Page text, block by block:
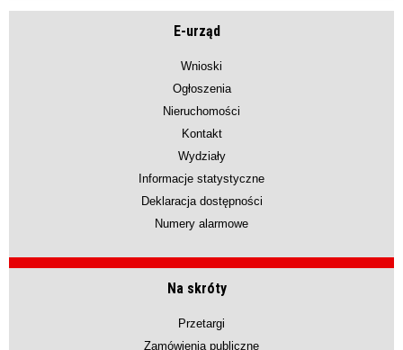
E-urząd
Wnioski
Ogłoszenia
Nieruchomości
Kontakt
Wydziały
Informacje statystyczne
Deklaracja dostępności
Numery alarmowe
Na skróty
Przetargi
Zamówienia publiczne